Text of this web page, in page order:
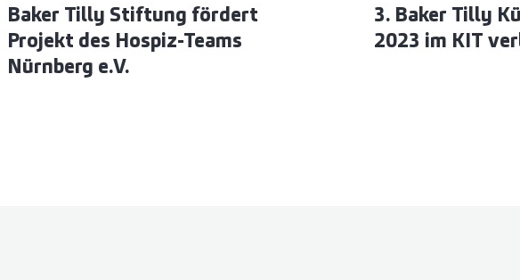
Baker Tilly Stiftung fördert
Projekt des Hospiz-Teams
Nürnberg e.V.
3. Baker Tilly
2023 im KIT